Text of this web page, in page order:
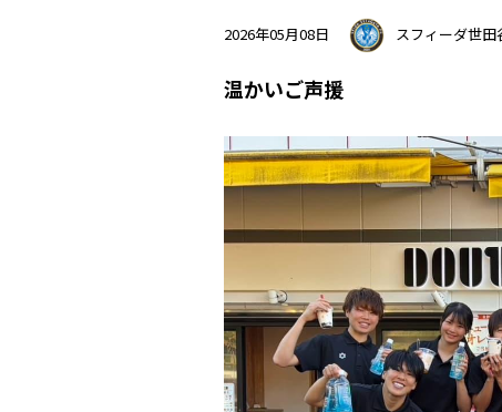
2026年05月08日 スフィーダ世田
温かいご声援